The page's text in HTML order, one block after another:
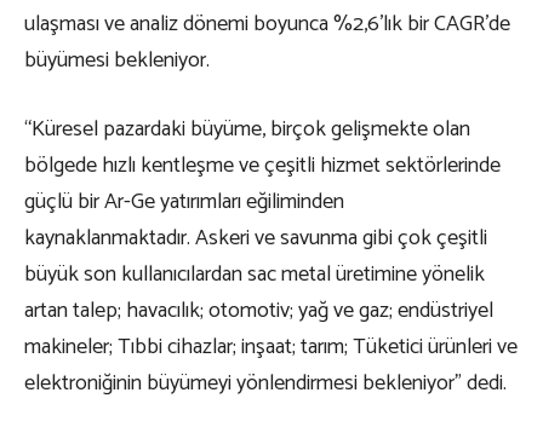
ulaşması ve analiz dönemi boyunca %2,6’lık bir CAGR’de
büyümesi bekleniyor.
“Küresel pazardaki büyüme, birçok gelişmekte olan
bölgede hızlı kentleşme ve çeşitli hizmet sektörlerinde
güçlü bir Ar-Ge yatırımları eğiliminden
kaynaklanmaktadır. Askeri ve savunma gibi çok çeşitli
büyük son kullanıcılardan sac metal üretimine yönelik
artan talep; havacılık; otomotiv; yağ ve gaz; endüstriyel
makineler; Tıbbi cihazlar; inşaat; tarım; Tüketici ürünleri ve
elektroniğinin büyümeyi yönlendirmesi bekleniyor” dedi.